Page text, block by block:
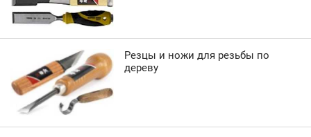
Резцы и ножи для резьбы по
дереву